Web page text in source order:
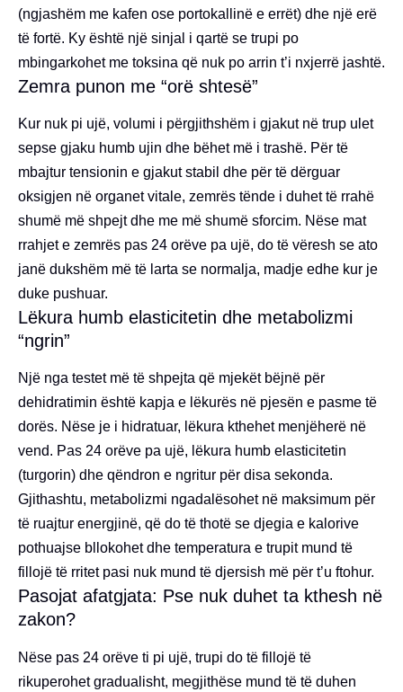
(ngjashëm me kafen ose portokallinë e errët) dhe një erë
të fortë. Ky është një sinjal i qartë se trupi po
mbingarkohet me toksina që nuk po arrin t’i nxjerrë jashtë.
Zemra punon me “orë shtesë”
Kur nuk pi ujë, volumi i përgjithshëm i gjakut në trup ulet
sepse gjaku humb ujin dhe bëhet më i trashë. Për të
mbajtur tensionin e gjakut stabil dhe për të dërguar
oksigjen në organet vitale, zemrës tënde i duhet të rrahë
shumë më shpejt dhe me më shumë sforcim. Nëse mat
rrahjet e zemrës pas 24 orëve pa ujë, do të vëresh se ato
janë dukshëm më të larta se normalja, madje edhe kur je
duke pushuar.
Lëkura humb elasticitetin dhe metabolizmi
“ngrin”
Një nga testet më të shpejta që mjekët bëjnë për
dehidratimin është kapja e lëkurës në pjesën e pasme të
dorës. Nëse je i hidratuar, lëkura kthehet menjëherë në
vend. Pas 24 orëve pa ujë, lëkura humb elasticitetin
(turgorin) dhe qëndron e ngritur për disa sekonda.
Gjithashtu, metabolizmi ngadalësohet në maksimum për
të ruajtur energjinë, që do të thotë se djegia e kalorive
pothuajse bllokohet dhe temperatura e trupit mund të
fillojë të rritet pasi nuk mund të djersish më për t’u ftohur.
Pasojat afatgjata: Pse nuk duhet ta kthesh në
zakon?
Nëse pas 24 orëve ti pi ujë, trupi do të fillojë të
rikuperohet gradualisht, megjithëse mund të të duhen